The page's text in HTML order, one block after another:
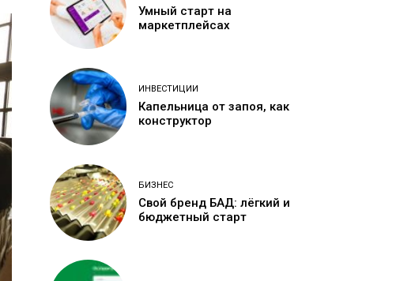
Умный старт на
маркетплейсах
ИНВЕСТИЦИИ
Капельница от запоя, как
конструктор
БИЗНЕС
Свой бренд БАД: лёгкий и
бюджетный старт